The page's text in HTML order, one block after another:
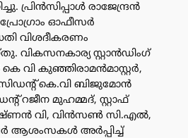
പ്രിൻസിപ്പാൾ രാജേന്ദ്രൻ
ഓഫീസർ
വിശദീകരണം
വികസനകാര്യ സ്റ്റാൻഡിംഗ്
കെ വി കുഞ്ഞിരാമൻമാസ്റ്റർ,
കെ.വി ബിജുമോൻ
റജീന മുഹമ്മദ്, സ്റ്റാഫ്
വി, വിൻസൺ സി.എൽ,
ആശംസകൾ അർപ്പിച്ച്